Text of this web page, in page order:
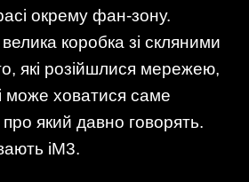
окрему фан-зону.
коробка зі скляними
які розійшлися мережею,
може ховатися саме
який давно говорять.
iM3.